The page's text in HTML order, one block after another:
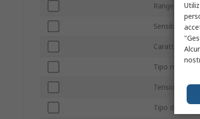
Range
Sensibilità di
Tipo
Tensione
Tipo di